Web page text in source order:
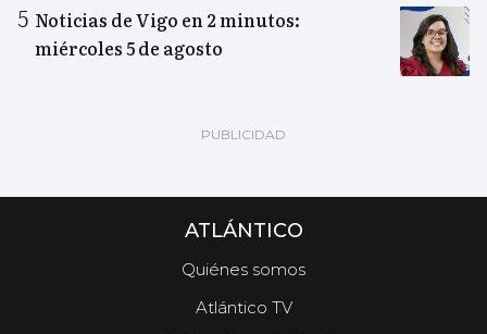
Noticias de Vigo en 2 minutos:
miércoles 5 de agosto
ATLÁNTICO
Quiénes somos
Atlántico TV